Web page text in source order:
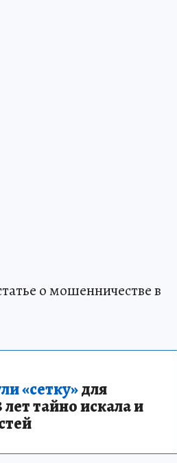
о мошенничестве в
«сетку»для
тайно искала и